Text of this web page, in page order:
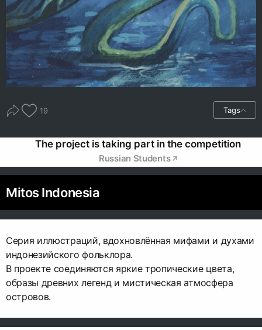
19 Tags
The project is taking part in the competition
Russian Students
Mitos Indonesia
Серия иллюстраций, вдохновлённая мифами и духами
индонезийского фольклора.
В проекте соединяются яркие тропические цвета,
образы древних легенд и мистическая атмосфера
островов.